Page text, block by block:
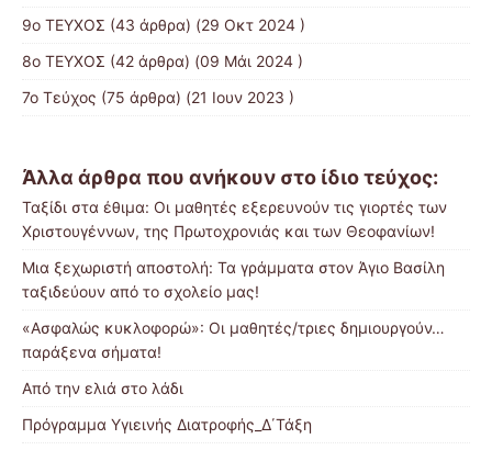
9ο ΤΕΥΧΟΣ (43 άρθρα) (29 Οκτ 2024 )
8ο ΤΕΥΧΟΣ (42 άρθρα) (09 Μάι 2024 )
7ο Τεύχος (75 άρθρα) (21 Ιουν 2023 )
Άλλα άρθρα που ανήκουν στο ίδιο τεύχος:
Ταξίδι στα έθιμα: Οι μαθητές εξερευνούν τις γιορτές των
Χριστουγέννων, της Πρωτοχρονιάς και των Θεοφανίων!
Μια ξεχωριστή αποστολή: Τα γράμματα στον Άγιο Βασίλη
ταξιδεύουν από το σχολείο μας!
«Ασφαλώς κυκλοφορώ»: Οι μαθητές/τριες δημιουργούν…
παράξενα σήματα!
Από την ελιά στο λάδι
Πρόγραμμα Υγιεινής Διατροφής_Δ΄Τάξη